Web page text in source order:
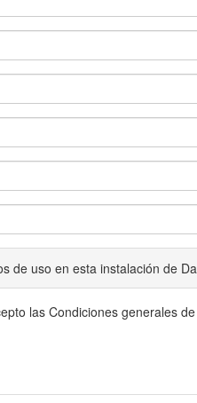
de uso en esta instalación de
las Condiciones generales